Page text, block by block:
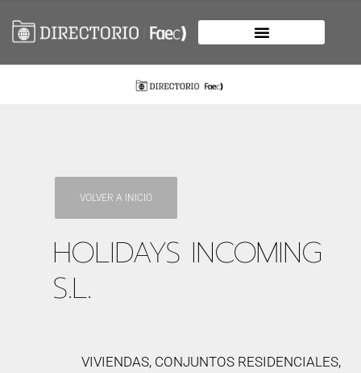
VOLVER A INICIO
HOLIDAYS INCOMING
S.L.
VIVIENDAS, CONJUNTOS RESIDENCIALES,